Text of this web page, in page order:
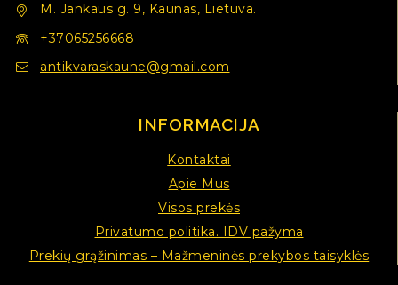
M. Jankaus g. 9, Kaunas, Lietuva.
+37065256668
antikvaraskaune@gmail.com
INFORMACIJA
Kontaktai
Apie Mus
Visos prekės
Privatumo politika. IDV pažyma
Prekių grąžinimas – Mažmeninės prekybos taisyklės